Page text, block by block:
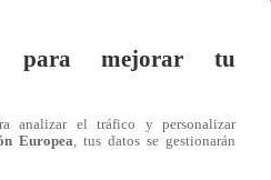
a los padres y madres de
para mejorar tu
analizar el tráfico y personalizar
Europea, tus datos se gestionarán